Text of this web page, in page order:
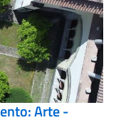
Arte -